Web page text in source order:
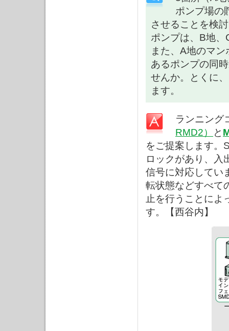
ポンプ場の
させることを検
ポンプは、B地
また、A地のマ
あるポンプの同
せんか。とくに
ます。
ランニング
RMD2）
と
をご提案します。
ロックがあり、入
信号に対応してい
転状態などすべて
止を行うことによ
す。【西谷内】